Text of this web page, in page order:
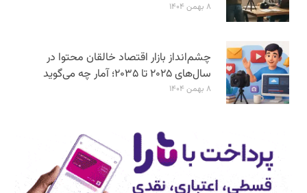
۸ بهمن ۱۴۰۴
چشم‌انداز بازار اقتصاد خالقان محتوا در
سال‌های ۲۰۲۵ تا ۲۰۳۵؛ آمار چه می‌گوید
۸ بهمن ۱۴۰۴